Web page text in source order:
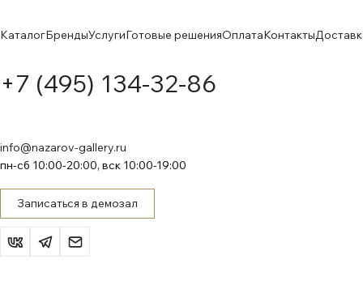
КаталогБрендыУслугиГотовые решенияОплатаКонтакты
+7 (495) 134-32-86
info@nazarov-gallery.ru
пн-сб 10:00-20:00, вск 10:00-19:00
Записаться в демозал